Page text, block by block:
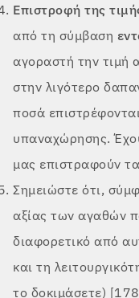
Επιστροφή της
από τη σύμβαση
αγοραστή την τιμή
στην λιγότερο
ποσά
υπαναχώρησης.
μας επιστραφούν
Σημειώστε ότι,
αξίας των αγαθών
διαφορετικό από
και τη
το δοκιμάσετε)